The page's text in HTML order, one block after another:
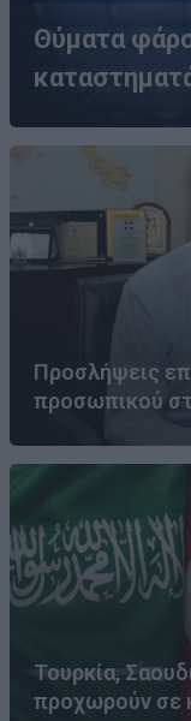
Θύματα
Προσλήψεις
προσωπικού
Τουρκία,
προχωρούν σε